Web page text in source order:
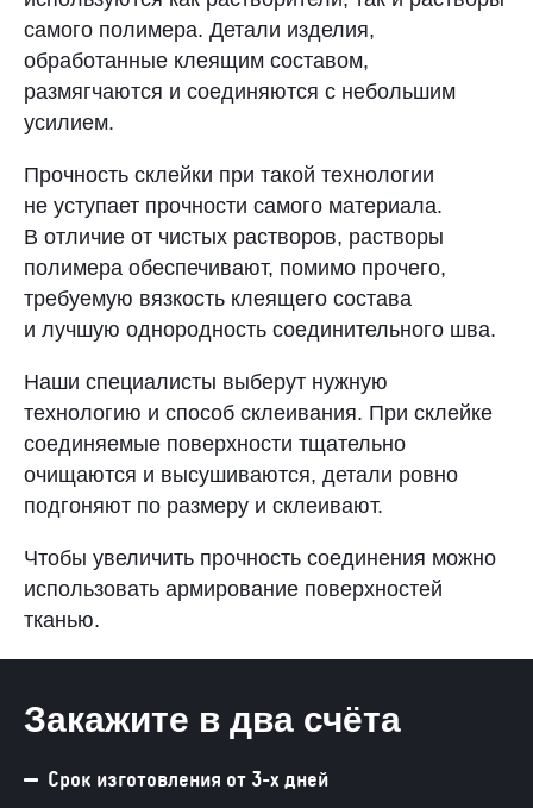
8 (800) 333-72-11
самого полимера. Детали изделия,
обработанные клеящим составом,
размягчаются и соединяются с небольшим
усилием.
Прочность склейки при такой технологии
не уступает прочности самого материала.
В отличие от чистых растворов, растворы
полимера обеспечивают, помимо прочего,
требуемую вязкость клеящего состава
и лучшую однородность соединительного шва.
Наши специалисты выберут нужную
технологию и способ склеивания. При склейке
соединяемые поверхности тщательно
очищаются и высушиваются, детали ровно
подгоняют по размеру и склеивают.
Чтобы увеличить прочность соединения можно
использовать армирование поверхностей
тканью.
Закажите в два счёта
Срок изготовления от 3-х дней